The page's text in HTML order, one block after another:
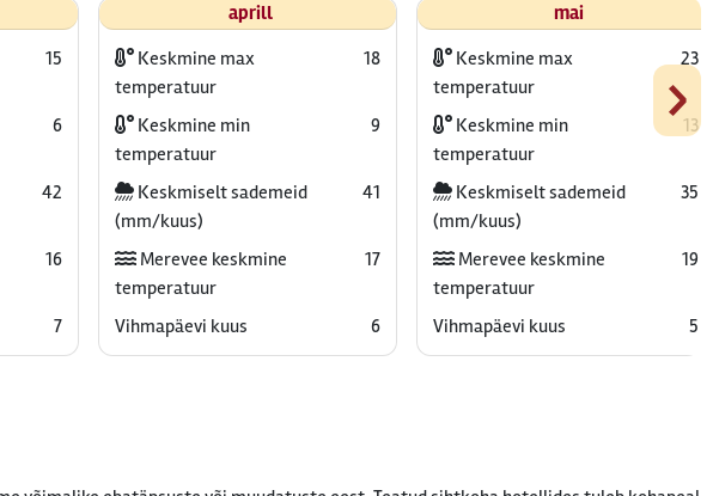
›
15
6
42
16
7
aprill
Keskmine max
temperatuur
18
Keskmine min
temperatuur
9
Keskmiselt sademeid
(mm/kuus)
41
Merevee keskmine
temperatuur
17
Vihmapäevi kuus 6
mai
Keskmine max
temperatuur
23
Keskmine min
temperatuur
13
Keskmiselt sademeid
(mm/kuus)
35
Merevee keskmine
temperatuur
19
Vihmapäevi kuus 5